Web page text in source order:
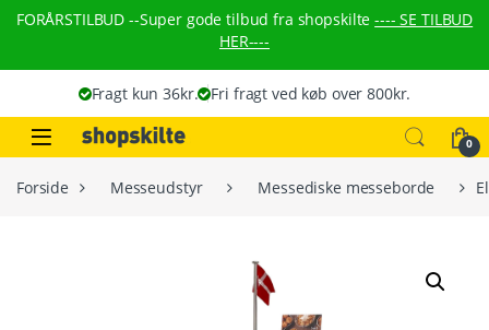
Skip to navigation
Skip to content
FORÅRSTILBUD --Super gode tilbud fra shopskilte ---- SE TILBUD
HER----
Fragt kun 36kr. Fri fragt ved køb over 800kr.
0
Forside Messeudstyr Messediske messeborde